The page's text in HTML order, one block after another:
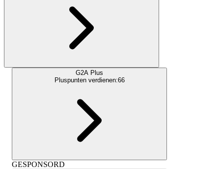
G2A Plus
Pluspunten verdienen:66
GESPONSORD